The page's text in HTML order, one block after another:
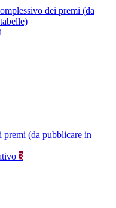
dei premi (da
premi (da pubblicare in
3